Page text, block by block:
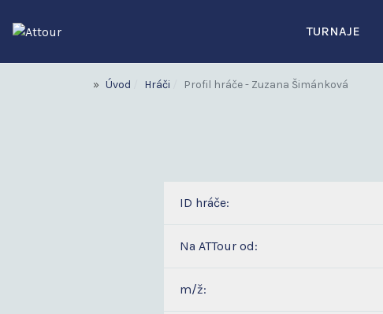
TURNAJE
Úvod Hráči Profil hráče - Zuzana Šimánková
ID hráče:
Na ATTour od:
m/ž: